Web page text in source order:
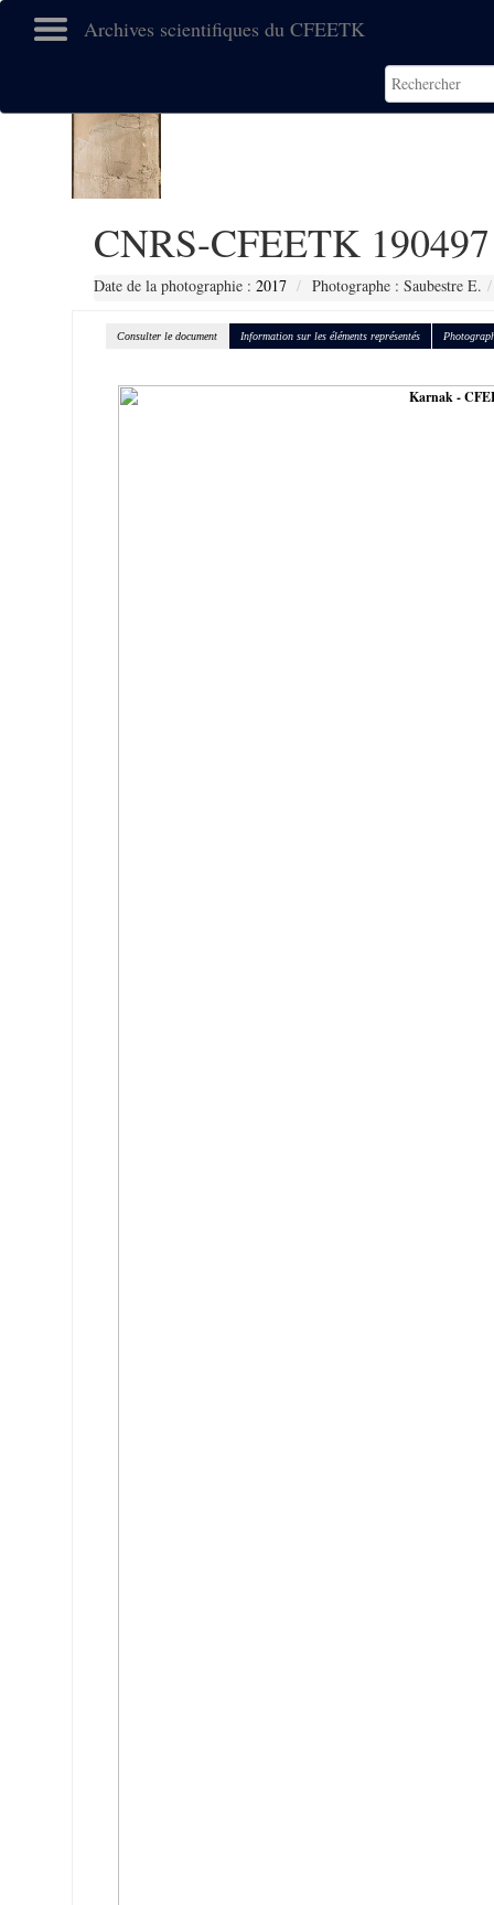
Archives scientifiques du CFEETK
CNRS-CFEETK 190497
Date de la photographie : 2017 Photographe : Saubestre E.
Consulter le document Information sur les éléments représentés